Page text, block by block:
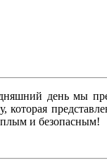
день мы
которая
и безопасным!